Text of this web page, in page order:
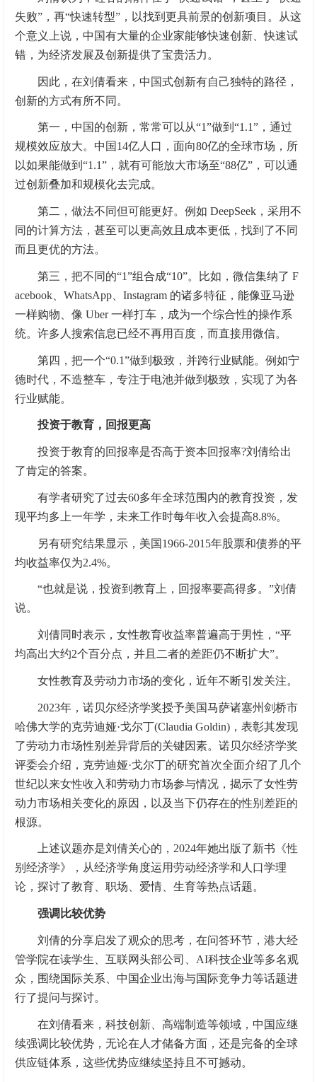
失败”，再“快速转型”，以找到更具前景的创新项目。从这
个意义上说，中国有大量的企业家能够快速创新、快速试
错，为经济发展及创新提供了宝贵活力。
因此，在刘倩看来，中国式创新有自己独特的路径，
创新的方式有所不同。
第一，中国的创新，常常可以从“1”做到“1.1”，通过
规模效应放大。中国14亿人口，面向80亿的全球市场，所
以如果能做到“1.1”，就有可能放大市场至“88亿”，可以通
过创新叠加和规模化去完成。
第二，做法不同但可能更好。例如 DeepSeek，采用不
同的计算方法，甚至可以更高效且成本更低，找到了不同
而且更优的方法。
第三，把不同的“1”组合成“10”。比如，微信集纳了 F
acebook、WhatsApp、Instagram 的诸多特征，能像亚马逊
一样购物、像 Uber 一样打车，成为一个综合性的操作系
统。许多人搜索信息已经不再用百度，而直接用微信。
第四，把一个“0.1”做到极致，并跨行业赋能。例如宁
德时代，不造整车，专注于电池并做到极致，实现了为各
行业赋能。
投资于教育，回报更高
投资于教育的回报率是否高于资本回报率?刘倩给出
了肯定的答案。
有学者研究了过去60多年全球范围内的教育投资，发
现平均多上一年学，未来工作时每年收入会提高8.8%。
另有研究结果显示，美国1966-2015年股票和债券的平
均收益率仅为2.4%。
“也就是说，投资到教育上，回报率要高得多。”刘倩
说。
刘倩同时表示，女性教育收益率普遍高于男性，“平
均高出大约2个百分点，并且二者的差距仍不断扩大”。
女性教育及劳动力市场的变化，近年不断引发关注。
2023年，诺贝尔经济学奖授予美国马萨诸塞州剑桥市
哈佛大学的克劳迪娅·戈尔丁(Claudia Goldin)，表彰其发现
了劳动力市场性别差异背后的关键因素。诺贝尔经济学奖
评委会介绍，克劳迪娅·戈尔丁的研究首次全面介绍了几个
世纪以来女性收入和劳动力市场参与情况，揭示了女性劳
动力市场相关变化的原因，以及当下仍存在的性别差距的
根源。
上述议题亦是刘倩关心的，2024年她出版了新书《性
别经济学》，从经济学角度运用劳动经济学和人口学理
论，探讨了教育、职场、爱情、生育等热点话题。
强调比较优势
刘倩的分享启发了观众的思考，在问答环节，港大经
管学院在读学生、互联网头部公司、AI科技企业等多名观
众，围绕国际关系、中国企业出海与国际竞争力等话题进
行了提问与探讨。
在刘倩看来，科技创新、高端制造等领域，中国应继
续强调比较优势，无论在人才储备方面，还是完备的全球
供应链体系，这些优势应继续坚持且不可撼动。